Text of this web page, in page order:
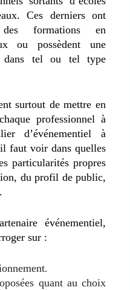
Ces derniers ont
formations en
ou possèdent une
dans tel ou tel type
surtout de mettre en
professionnel à
d’événementiel à
faut voir dans quelles
particularités propres
du profil de public,
événementiel,
sur :
quant au choix